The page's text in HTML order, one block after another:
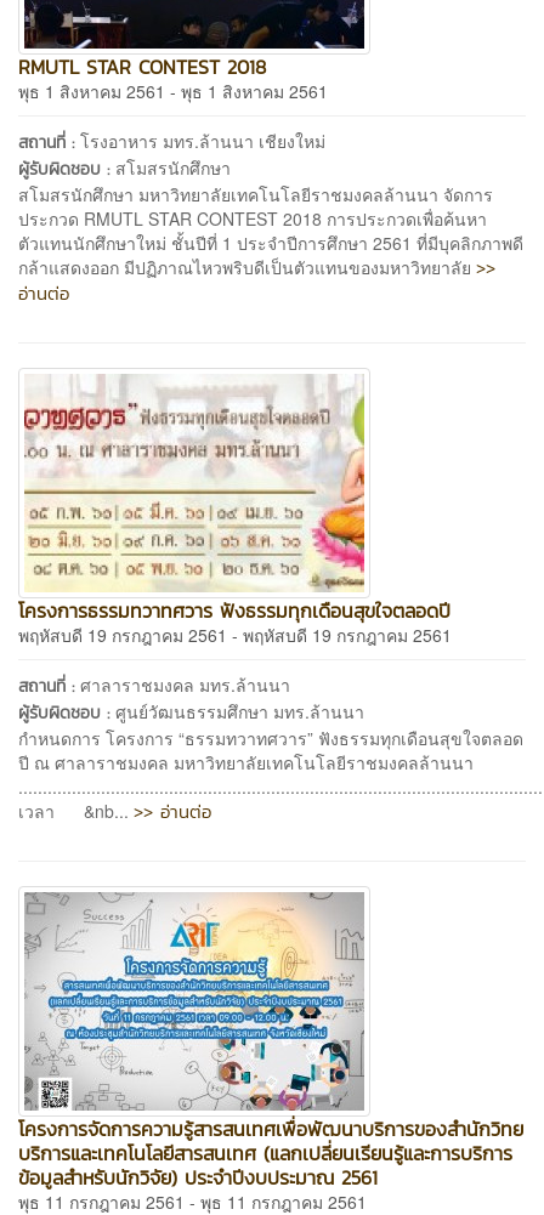
RMUTL STAR CONTEST 2018
พุธ 1 สิงหาคม 2561 - พุธ 1 สิงหาคม 2561
สถานที่ : โรงอาหาร มทร.ล้านนา เชียงใหม่
ผู้รับผิดชอบ : สโมสรนักศึกษา
สโมสรนักศึกษา มหาวิทยาลัยเทคโนโลยีราชมงคลล้านนา จัดการ
ประกวด RMUTL STAR CONTEST 2018 การประกวดเพื่อค้นหา
ตัวแทนนักศึกษาใหม่ ชั้นปีที่ 1 ประจำปีการศึกษา 2561 ที่มีบุคลิกภาพดี
กล้าแสดงออก มีปฏิภาณไหวพริบดีเป็นตัวแทนของมหาวิทยาลัย >>
อ่านต่อ
โครงการธรรมทวาทศวาร ฟังธรรมทุกเดือนสุขใจตลอดปี
พฤหัสบดี 19 กรกฎาคม 2561 - พฤหัสบดี 19 กรกฎาคม 2561
สถานที่ : ศาลาราชมงคล มทร.ล้านนา
ผู้รับผิดชอบ : ศูนย์วัฒนธรรมศึกษา มทร.ล้านนา
กำหนดการ โครงการ “ธรรมทวาทศวาร” ฟังธรรมทุกเดือนสุขใจตลอด
ปี ณ ศาลาราชมงคล มหาวิทยาลัยเทคโนโลยีราชมงคลล้านนา
เวลา &nb... >> อ่านต่อ
โครงการจัดการความรู้สารสนเทศเพื่อพัฒนาบริการของสำนักวิทย
บริการและเทคโนโลยีสารสนเทศ (แลกเปลี่ยนเรียนรู้และการบริการ
ข้อมูลสำหรับนักวิจัย) ประจำปีงบประมาณ 2561
พุธ 11 กรกฎาคม 2561 - พุธ 11 กรกฎาคม 2561